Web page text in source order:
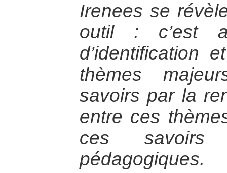
Irenees se
outil : c’est
d’identification
thèmes
savoirs par la
entre ces
ces
pédagogiques.